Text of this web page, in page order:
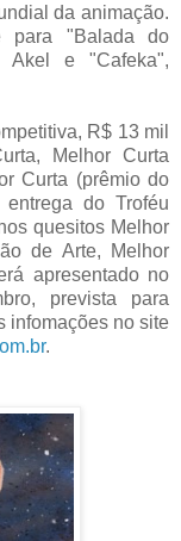
da animação.
para "Balada do
Akel e "Cafeka",
R$ 13 mil
Melhor Curta
Curta (prêmio do
do Troféu
quesitos Melhor
de Arte, Melhor
apresentado no
prevista para
infomações no site
.